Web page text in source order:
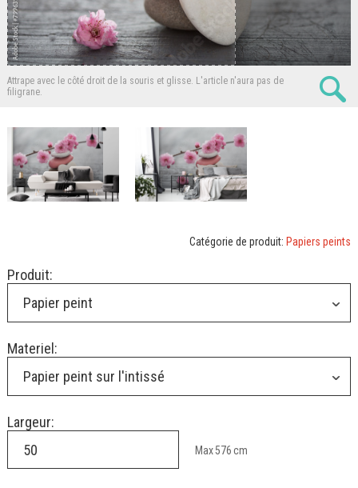
Attrape avec le côté droit de la souris et glisse. L'article n'aura pas de
filigrane.
Catégorie de produit: Papiers peints
Produit:
Papier peint
Materiel:
Papier peint sur l'intissé
Largeur:
Max576cm